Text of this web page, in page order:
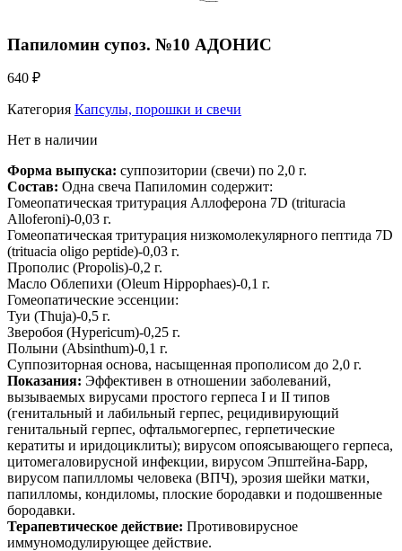
Папиломин супоз. №10 АДОНИС
640 ₽
Категория Капсулы, порошки и свечи
Нет в наличии
Форма выпуска: суппозитории (свечи) по 2,0 г.
Состав: Одна свеча Папиломин содержит:
Гомеопатическая тритурация Аллоферона 7D (trituracia
Alloferoni)-0,03 г.
Гомеопатическая тритурация низкомолекулярного пептида 7D
(trituacia oligo peptide)-0,03 г.
Прополис (Propolis)-0,2 г.
Масло Облепихи (Oleum Hippophaes)-0,1 г.
Гомеопатические эссенции:
Туи (Thuja)-0,5 г.
Зверобоя (Hypericum)-0,25 г.
Полыни (Absinthum)-0,1 г.
Суппозиторная основа, насыщенная прополисом до 2,0 г.
Показания: Эффективен в отношении заболеваний,
вызываемых вирусами простого герпеса I и II типов
(генитальный и лабильный герпес, рецидивирующий
генитальный герпес, офтальмогерпес, герпетические
кератиты и иридоциклиты); вирусом опоясывающего герпеса,
цитомегаловирусной инфекции, вирусом Эпштейна-Барр,
вирусом папилломы человека (ВПЧ), эрозия шейки матки,
папилломы, кондиломы, плоские бородавки и подошвенные
бородавки.
Терапевтическое действие: Противовирусное
иммуномодулирующее действие.